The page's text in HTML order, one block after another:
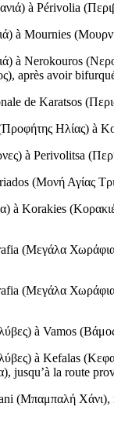
) à Périvolia (
) à Mournies (
) à Nerokouros (
), après avoir
de Karatsos (
Προφήτης Ηλίας) à
) à Perivolitsa (
(Μονή Αγίας
) à Korakies (
(Μεγάλα
(Μεγάλα
) à Vamos (
) à Kefalas (
), jusqu’à la route
(Μπαμπαλή Χάνι),